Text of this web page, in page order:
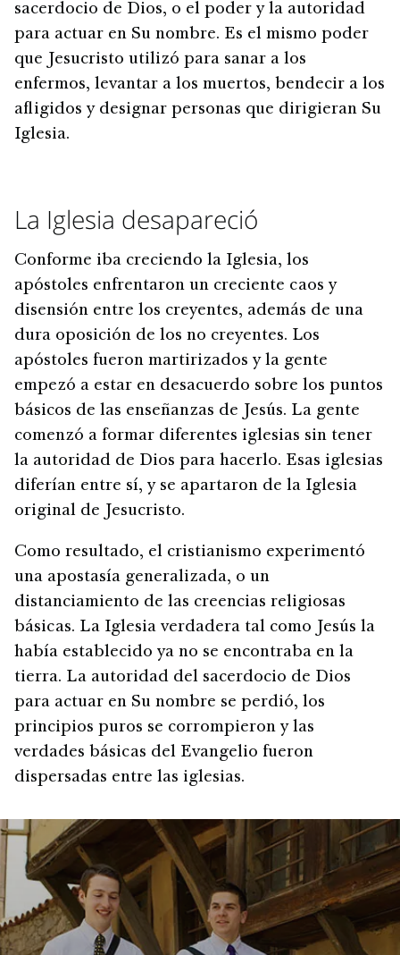
sacerdocio de Dios, o el poder y la autoridad
para actuar en Su nombre. Es el mismo poder
que Jesucristo utilizó para sanar a los
enfermos, levantar a los muertos, bendecir a los
afligidos y designar personas que dirigieran Su
Iglesia.
La Iglesia desapareció
Conforme iba creciendo la Iglesia, los
apóstoles enfrentaron un creciente caos y
disensión entre los creyentes, además de una
dura oposición de los no creyentes. Los
apóstoles fueron martirizados y la gente
empezó a estar en desacuerdo sobre los puntos
básicos de las enseñanzas de Jesús. La gente
comenzó a formar diferentes iglesias sin tener
la autoridad de Dios para hacerlo. Esas iglesias
diferían entre sí, y se apartaron de la Iglesia
original de Jesucristo.
Como resultado, el cristianismo experimentó
una apostasía generalizada, o un
distanciamiento de las creencias religiosas
básicas. La Iglesia verdadera tal como Jesús la
había establecido ya no se encontraba en la
tierra. La autoridad del sacerdocio de Dios
para actuar en Su nombre se perdió, los
principios puros se corrompieron y las
verdades básicas del Evangelio fueron
dispersadas entre las iglesias.